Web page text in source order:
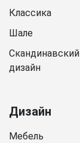
Классика
Шале
Скандинавский
дизайн
Дизайн
Мебель